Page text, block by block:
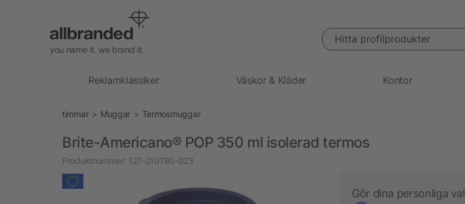
you name it. we brand it.
Hitta profilprodukter
Reklamklassiker Väskor & Kläder Kontor
timmar Muggar Termosmuggar
Brite-Americano® POP 350 ml isolerad termos
Produktnummer: 127-210780-023
Gör dina personliga val